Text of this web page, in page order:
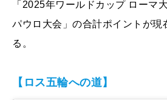
「2025年ワールドカップ ローマ
パウロ大会」の合計ポイントが
る。
【ロス五輪への道】